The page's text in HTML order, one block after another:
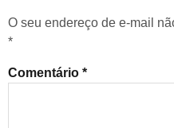
O seu endereço de e-mail
*
Comentário *